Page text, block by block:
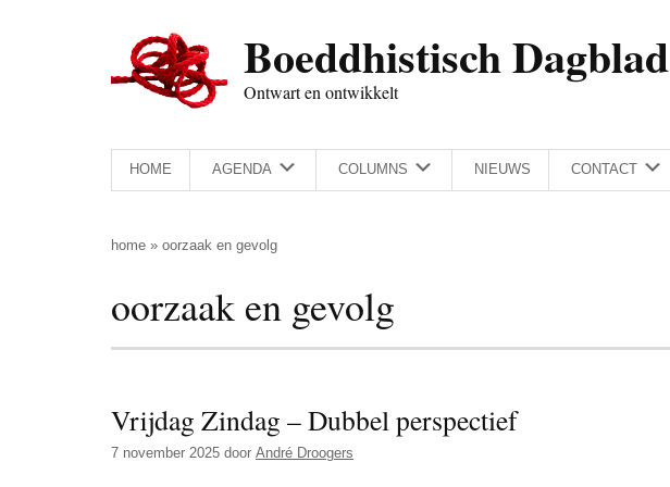
Boeddhistisch Dagblad
Ontwart en ontwikkelt
HOME AGENDA COLUMNS NIEUWS CONTACT
home » oorzaak en gevolg
oorzaak en gevolg
Vrijdag Zindag – Dubbel perspectief
7 november 2025 door André Droogers